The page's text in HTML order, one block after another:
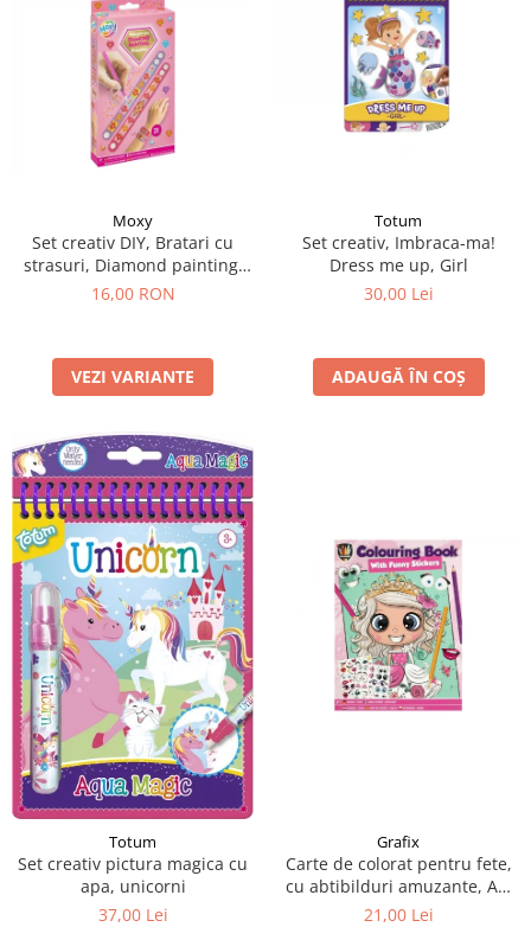
Moxy
Set creativ DIY, Bratari cu
strasuri, Diamond painting,
roz
16,00 RON
VEZI VARIANTE
Totum
Set creativ, Imbraca-ma!
Dress me up, Girl
30,00 Lei
ADAUGĂ ÎN COȘ
Totum
Set creativ pictura magica cu
apa, unicorni
37,00 Lei
Grafix
Carte de colorat pentru fete,
cu abtibilduri amuzante, A4,
24 pagini
21,00 Lei